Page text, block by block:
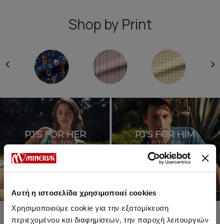
Αυτή η ιστοσελίδα χρησιμοποιεί cookies
Χρησιμοποιούμε cookie για την εξατομίκευση
περιεχομένου και διαφημίσεων, την παροχή λειτουργιών
Shop by Print
PJ'S FOR HER
UP TO -30%
SHOP SALE
PJ'S FOR HIM
UP TO -30%
SHOP SALE